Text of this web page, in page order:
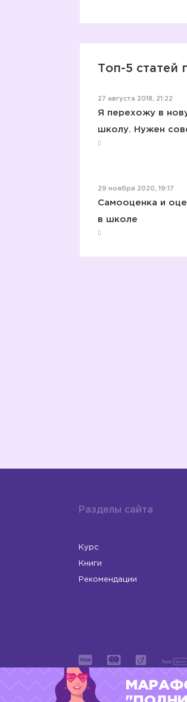
Топ-5 статей
27 августа 2018, 21:22
Я перехожу в
школу. Нужен
29 ноября 2020, 19:17
Самооценка и
в школе
Разделы сайта
Курс
Книги
Рекомендации
ИП Левчук Людмила